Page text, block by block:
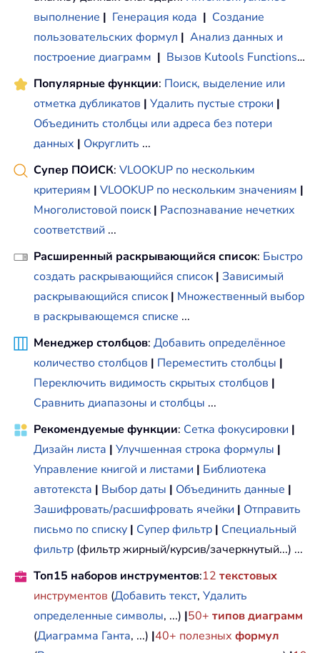
выполнение | Генерация кода | Создание
пользовательских формул | Анализ данных и
построение диаграмм | Вызов Kutools Functions…
Популярные функции: Поиск, выделение или
отметка дубликатов | Удалить пустые строки |
Объединить столбцы или адреса без потери
данных | Округлить ...
Супер ПОИСК: VLOOKUP по нескольким
критериям | VLOOKUP по нескольким значениям |
Многолистовой поиск | Распознавание нечетких
соответствий ...
Расширенный раскрывающийся список: Быстро
создать раскрывающийся список | Зависимый
раскрывающийся список | Множественный выбор
в раскрывающемся списке ...
Менеджер столбцов: Добавить определённое
количество столбцов | Переместить столбцы |
Переключить видимость скрытых столбцов |
Сравнить диапазоны и столбцы ...
Рекомендуемые функции: Сетка фокусировки |
Дизайн листа | Улучшенная строка формулы |
Управление книгой и листами | Библиотека
автотекста | Выбор даты | Объединить данные |
Зашифровать/расшифровать ячейки | Отправить
письмо по списку | Супер фильтр | Специальный
фильтр (фильтр жирный/курсив/зачеркнутый...) ...
Топ15 наборов инструментов:12 текстовых
инструментов (Добавить текст, Удалить
определенные символы, ...) |50+ типов диаграмм
(Диаграмма Ганта, ...) |40+ полезных формул